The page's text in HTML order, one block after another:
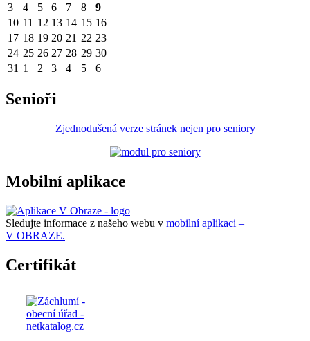
3
4 5 6 7 8
9
10 11 12 13 14 15 16
17 18 19 20 21 22 23
24 25 26 27 28 29 30
31 1 2 3 4 5 6
Senioři
Zjednodušená verze stránek nejen pro seniory
Mobilní aplikace
Sledujte informace z našeho webu v mobilní aplikaci –
V OBRAZE.
Certifikát